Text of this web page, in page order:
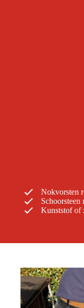
Nokvorsten
Kunststof of